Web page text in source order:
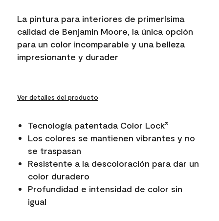
link.
La pintura para interiores de primerísima
calidad de Benjamin Moore, la única opción
para un color incomparable y una belleza
impresionante y durader
Ver detalles del producto
Tecnología patentada Color Lock®
Los colores se mantienen vibrantes y no
se traspasan
Resistente a la descoloración para dar un
color duradero
Profundidad e intensidad de color sin
igual